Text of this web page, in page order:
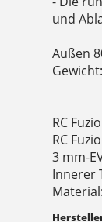
und
Außen
RC
RC
3 mm-
Innerer